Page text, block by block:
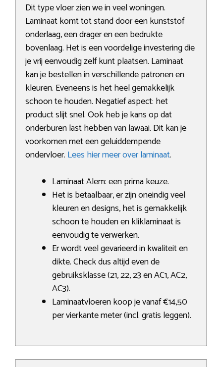
Dit type vloer zien we in veel woningen.
Laminaat komt tot stand door een kunststof
onderlaag, een drager en een bedrukte
bovenlaag. Het is een voordelige investering die
je vrij eenvoudig zelf kunt plaatsen. Laminaat
kan je bestellen in verschillende patronen en
kleuren. Eveneens is het heel gemakkelijk
schoon te houden. Negatief aspect: het
product slijt snel. Ook heb je kans op dat
onderburen last hebben van lawaai. Dit kan je
voorkomen met een geluiddempende
ondervloer. Lees hier meer over laminaat.
Laminaat Alem: een prima keuze.
Het is betaalbaar, er zijn oneindig veel
kleuren en designs, het is gemakkelijk
schoon te houden en kliklaminaat is
eenvoudig te verwerken.
Er wordt veel gevarieerd in kwaliteit en
dikte. Check dus altijd even de
gebruiksklasse (21, 22, 23 en AC1, AC2,
AC3).
Laminaatvloeren koop je vanaf €14,50
per vierkante meter (incl. gratis leggen).